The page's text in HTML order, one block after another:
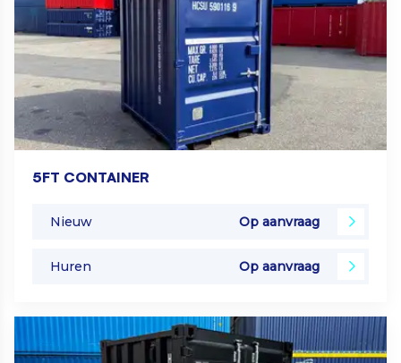
5FT CONTAINER
Nieuw Op aanvraag
Huren Op aanvraag